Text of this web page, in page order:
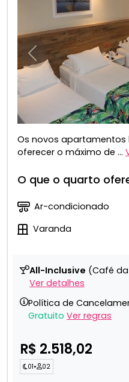
Anterior
Os novos
oferecer o máximo de ...
O que o quarto
Ar-condicionado
Varanda
All-Inclusive (Café
Ver detalhes
Política de
Gratuito Ver regras
R$ 2.518,02
01• 02